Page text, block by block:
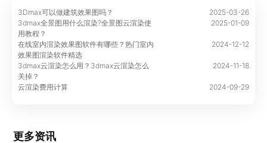
3Dmax可以做建筑效果图吗？
2025-03-26
3dmax全景图用什么渲染?全景图云渲染使
用教程？
2025-01-09
在线室内渲染效果图软件有哪些？热门室内
效果图渲染软件精选
2024-12-12
3dmax云渲染怎么用？3dmax云渲染怎么
关掉？
2024-11-18
云渲染费用计算 2024-09-29
更多资讯